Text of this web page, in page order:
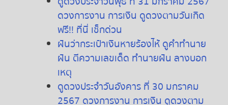
ดวงการงาน การเงิน ดูดวงตามวันเกิด
ฟรี!! ที่นี่ เช็กด่วน
ฝันว่ากระเป๋าเงินหายร้องไห้ ดูคำทำนาย
ฝัน ตีความเลขเด็ด ทำนายฝัน ลางบอก
เหตุ
ดูดวงประจำวันอังคาร ที่ 30 มกราคม
2567 ดวงการงาน การเงิน ดูดวงตาม